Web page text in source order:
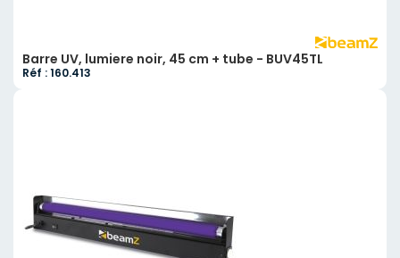
Barre UV, lumiere noir, 45 cm + tube - BUV45TL
Réf : 160.413